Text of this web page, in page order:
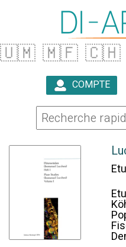
🇺🇲 🇲🇫 🇨🇭
COMPTE